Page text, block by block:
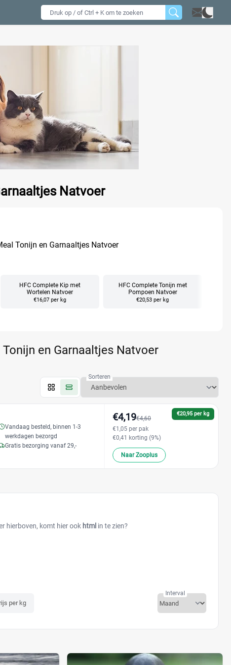
Natvoer
Tonijn en Garnaaltjes Natvoer
HFC Complete Kip met
Wortelen Natvoer
€16,07 per kg
HFC Complete Tonijn met
Pompoen Natvoer
€20,53 per kg
en Garnaaltjes Natvoer
Sorteren
Vandaag besteld, binnen 1-3
werkdagen bezorgd
Gratis bezorging vanaf 29,-
€20,95 per kg
€4,19€4,60
€1,05 per pak
€0,41 korting (9%)
Naar Zooplus
hierboven, komt hier ook html in te zien?
per kg
Interval